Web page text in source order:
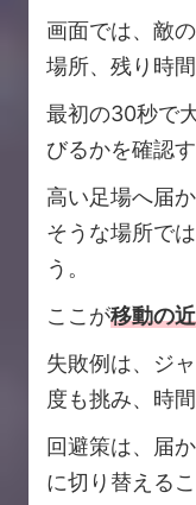
画面では、敵
場所、残り時
最初の30秒で
びるかを確認
高い足場へ届
そうな場所で
う。
ここが移動の
失敗例は、ジ
度も挑み、時
回避策は、届
に切り替えるこ